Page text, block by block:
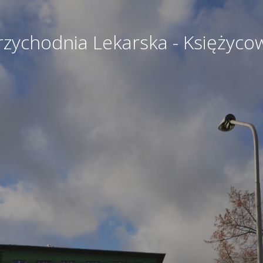
Lekarska -